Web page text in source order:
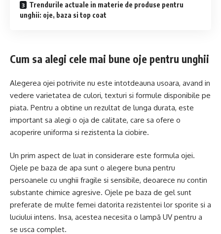
Trendurile actuale in materie de produse pentru
unghii: oje, baza si top coat
Cum sa alegi cele mai bune oje pentru unghii
Alegerea ojei potrivite nu este intotdeauna usoara, avand in
vedere varietatea de culori, texturi si formule disponibile pe
piata. Pentru a obtine un rezultat de lunga durata, este
important sa alegi o oja de calitate, care sa ofere o
acoperire uniforma si rezistenta la ciobire.
Un prim aspect de luat in considerare este formula ojei.
Ojele pe baza de apa sunt o alegere buna pentru
persoanele cu unghii fragile si sensibile, deoarece nu contin
substante chimice agresive. Ojele pe baza de gel sunt
preferate de multe femei datorita rezistentei lor sporite si a
luciului intens. Insa, acestea necesita o lampă UV pentru a
se usca complet.